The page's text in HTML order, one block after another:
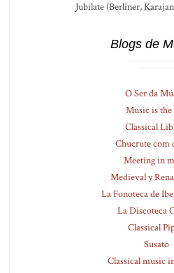
Jubilate (Berliner,
Blogs de
O Ser da
Music is the
Classical
Chucrute com
Meeting in
Medieval y
La Fonoteca de
La Discoteca
Classical
Susato
Classical music